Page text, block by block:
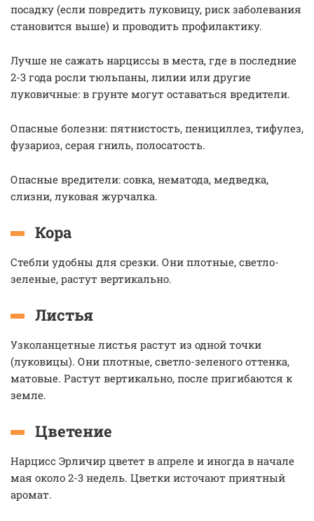
посадку (если повредить луковицу, риск заболевания
становится выше) и проводить профилактику.
Лучше не сажать нарциссы в места, где в последние
2-3 года росли тюльпаны, лилии или другие
луковичные: в грунте могут оставаться вредители.
Опасные болезни: пятнистость, пенициллез, тифулез,
фузариоз, серая гниль, полосатость.
Опасные вредители: совка, нематода, медведка,
слизни, луковая журчалка.
Кора
Стебли удобны для срезки. Они плотные, светло-
зеленые, растут вертикально.
Листья
Узколанцетные листья растут из одной точки
(луковицы). Они плотные, светло-зеленого оттенка,
матовые. Растут вертикально, после пригибаются к
земле.
Цветение
Нарцисс Эрличир цветет в апреле и иногда в начале
мая около 2-3 недель. Цветки источают приятный
аромат.